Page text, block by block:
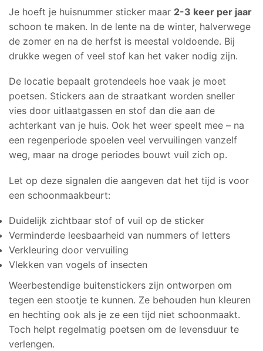
Je hoeft je huisnummer sticker maar 2-3 keer per jaar
schoon te maken. In de lente na de winter, halverwege
de zomer en na de herfst is meestal voldoende. Bij
drukke wegen of veel stof kan het vaker nodig zijn.
De locatie bepaalt grotendeels hoe vaak je moet
poetsen. Stickers aan de straatkant worden sneller
vies door uitlaatgassen en stof dan die aan de
achterkant van je huis. Ook het weer speelt mee – na
een regenperiode spoelen veel vervuilingen vanzelf
weg, maar na droge periodes bouwt vuil zich op.
Let op deze signalen die aangeven dat het tijd is voor
een schoonmaakbeurt:
Duidelijk zichtbaar stof of vuil op de sticker
Verminderde leesbaarheid van nummers of letters
Verkleuring door vervuiling
Vlekken van vogels of insecten
Weerbestendige buitenstickers zijn ontworpen om
tegen een stootje te kunnen. Ze behouden hun kleuren
en hechting ook als je ze een tijd niet schoonmaakt.
Toch helpt regelmatig poetsen om de levensduur te
verlengen.